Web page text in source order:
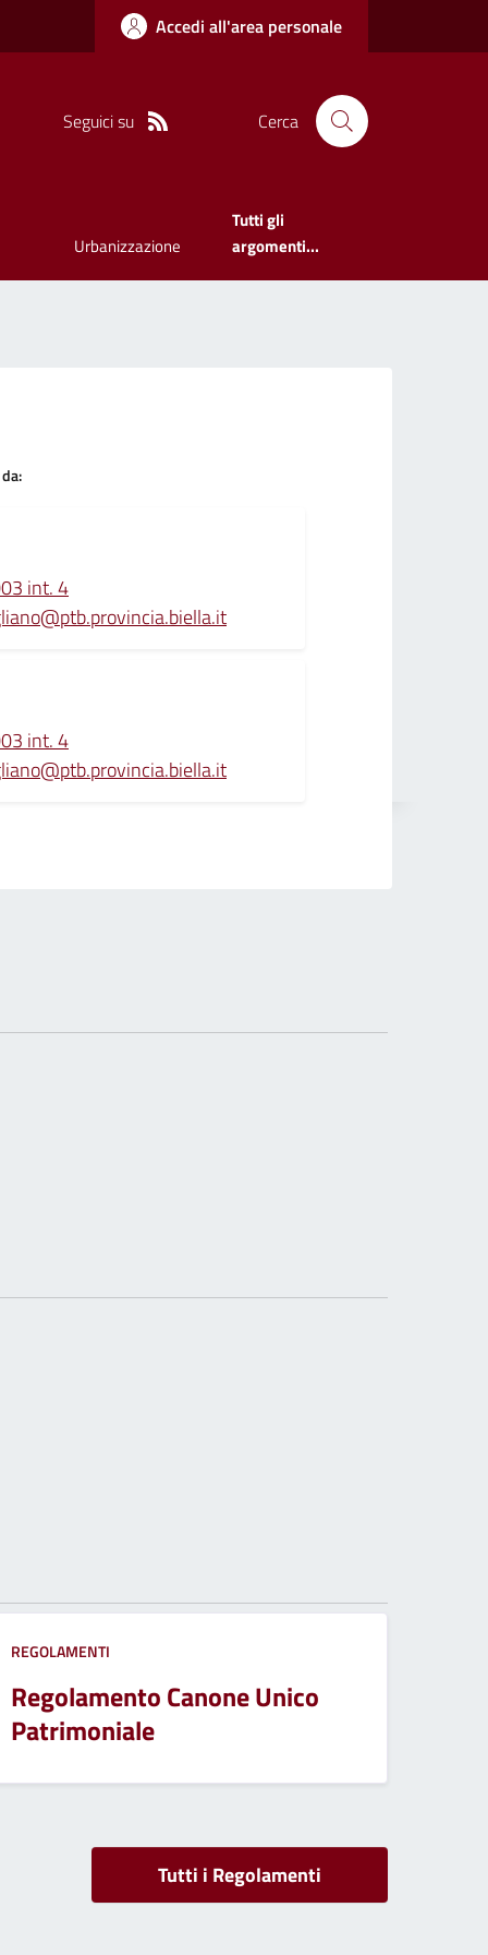
Accedi all'area personale
Seguici su Cerca
Urbanizzazione
Tutti gli
argomenti...
int. 4
int. 4
REGOLAMENTI
Regolamento Canone Unico
Patrimoniale
Tutti i Regolamenti